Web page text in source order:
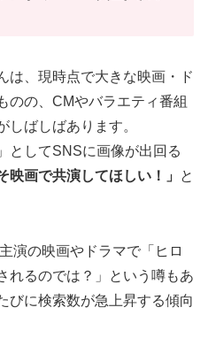
は、現時点で大きな映画・ド
のの、CMやバラエティ番組
しばしばあります。
としてSNSに画像が出回る
映画で共演してほしい！」
と
演の映画やドラマで「ヒロ
れるのでは？」という噂もあ
びに検索数が急上昇する傾向